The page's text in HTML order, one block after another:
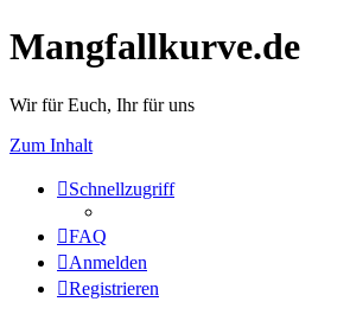
Mangfallkurve.de
Wir für Euch, Ihr für uns
Zum Inhalt
Schnellzugriff
FAQ
Anmelden
Registrieren